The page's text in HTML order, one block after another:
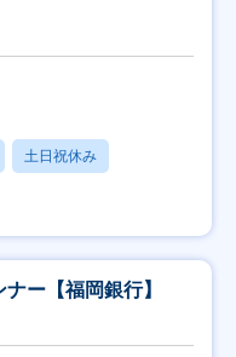
土日祝休み
ー【福岡銀行】